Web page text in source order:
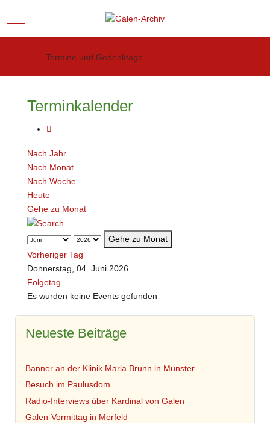
Mobile Menu Toggle
Termine und Gedenktage
Terminkalender
Nach Jahr
Nach Monat
Nach Woche
Heute
Gehe zu Monat
Gehe zu Monat
Vorheriger Tag
Donnerstag, 04. Juni 2026
Folgetag
Es wurden keine Events gefunden
Neueste Beiträge
Banner an der Klinik Maria Brunn in Münster
Besuch im Paulusdom
Radio-Interviews über Kardinal von Galen
Galen-Vormittag in Merfeld